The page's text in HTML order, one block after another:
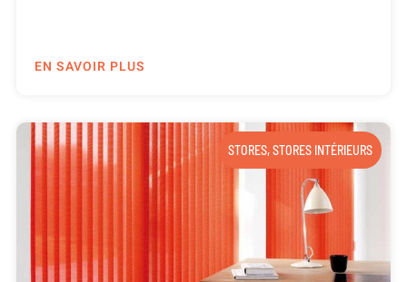
EN SAVOIR PLUS
STORES,STORES INTÉRIEURS